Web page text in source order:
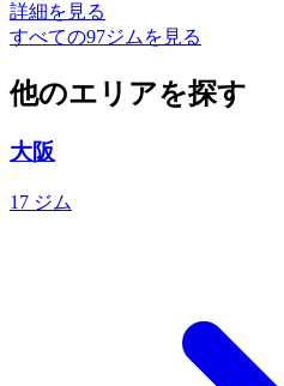
詳細を見る
すべての97ジムを見る
他のエリアを探す
大阪
17 ジム